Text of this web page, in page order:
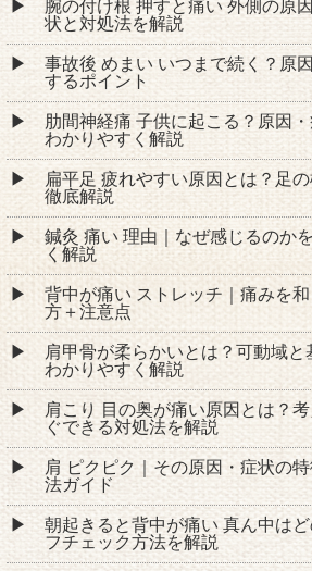
腕の付け根 押すと痛い 外側の原
状と対処法を解説
事故後 めまい いつまで続く？原
するポイント
肋間神経痛 子供に起こる？原因
わかりやすく解説
扁平足 疲れやすい原因とは？足
徹底解説
鍼灸 痛い 理由｜なぜ感じるのか
く解説
背中が痛い ストレッチ｜痛みを
方＋注意点
肩甲骨が柔らかいとは？可動域と
わかりやすく解説
肩こり 目の奥が痛い原因とは？
ぐできる対処法を解説
肩 ピクピク｜その原因・症状の
法ガイド
朝起きると背中が痛い 真ん中は
フチェック方法を解説